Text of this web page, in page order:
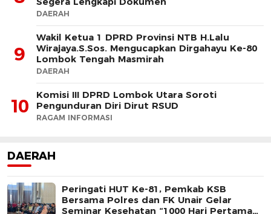
DAERAH
9
Wakil Ketua 1 DPRD Provinsi NTB H.Lalu
Wirajaya.S.Sos. Mengucapkan Dirgahayu Ke-80
Lombok Tengah Masmirah
DAERAH
10
Komisi III DPRD Lombok Utara Soroti
Pengunduran Diri Dirut RSUD
RAGAM INFORMASI
DAERAH
Peringati HUT Ke-81, Pemkab KSB
Bersama Polres dan FK Unair Gelar
Seminar Kesehatan “1000 Hari Pertama